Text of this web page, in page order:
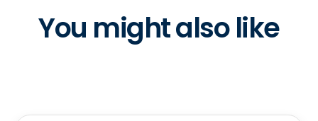
You might also like